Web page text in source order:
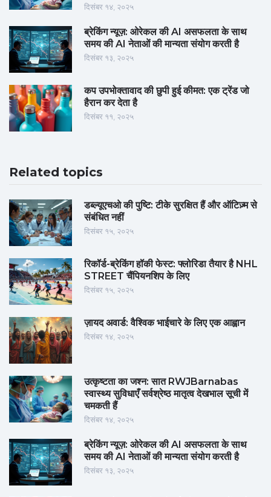
दिसंबर १४, २०२५
ब्रेकिंग न्यूज़: ओरेकल की AI असफलता के साथ
समय की AI नेताओं की मान्यता संयोग करती है
दिसंबर १३, २०२५
कप उपभोक्तावाद की छुपी हुई कीमत: एक ट्रेंड जो
हैरान कर देता है
दिसंबर ११, २०२५
Related topics
डब्ल्यूएचओ की पुष्टि: टीके सुरक्षित हैं और ऑटिज़्म से
संबंधित नहीं
दिसंबर १५, २०२५
रिकॉर्ड-ब्रेकिंग हॉकी फेस्ट: फ्लोरिडा तैयार है NHL
STREET चैंपियनशिप के लिए
दिसंबर १५, २०२५
ज़ायद अवार्ड: वैश्विक भाईचारे के लिए एक आह्वान
दिसंबर १४, २०२५
उत्कृष्टता का जश्न: सात RWJBarnabas
स्वास्थ्य सुविधाएँ सर्वश्रेष्ठ मातृत्व देखभाल सूची में
चमकती हैं
दिसंबर १४, २०२५
ब्रेकिंग न्यूज़: ओरेकल की AI असफलता के साथ
समय की AI नेताओं की मान्यता संयोग करती है
दिसंबर १३, २०२५